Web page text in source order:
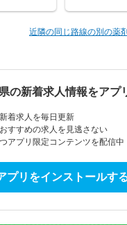
近隣の同じ路線の別の薬
の新着求人情報をアプ
着求人を毎日更新
すすめの求人を見逃さない
アプリ限定コンテンツを配信中
プリをインストールす